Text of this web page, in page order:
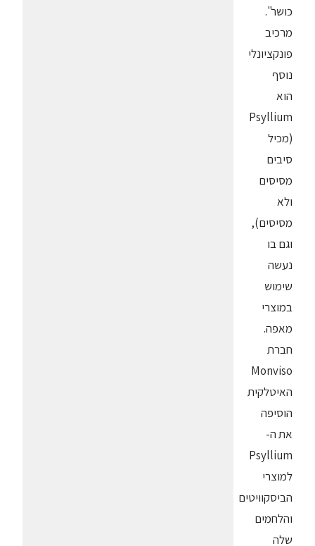
כושר".
מרכיב
פונקציונלי
נוסף
הוא
Psyllium
(מכיל
סיבים
מסיסים
ולא
מסיסים),
וגם בו
נעשה
שימוש
במוצרי
מאפה.
חברת
Monviso
האיטלקית
הוסיפה
את ה-
Psyllium
למוצרי
הביסקוויטים
והלחמים
שלה